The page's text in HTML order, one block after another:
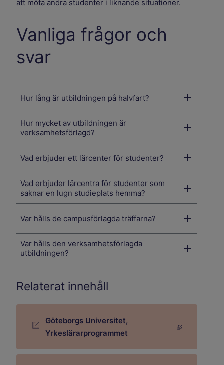
att möta andra studenter i liknande situationer.
Vanliga frågor och
svar
Hur lång är utbildningen på halvfart?
Hur mycket av utbildningen är
verksamhetsförlagd?
Vad erbjuder ett lärcenter för studenter?
Vad erbjuder lärcentra för studenter som
saknar en lugn studieplats hemma?
Var hålls de campusförlagda träffarna?
Var hålls den verksamhetsförlagda
utbildningen?
Relaterat innehåll
Göteborgs Universitet,
Yrkeslärarprogrammet
Länk till annan webbplats, öppnas i nytt fönster.